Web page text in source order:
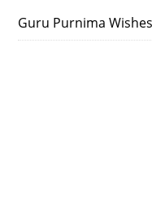
Guru Purnima Wishes